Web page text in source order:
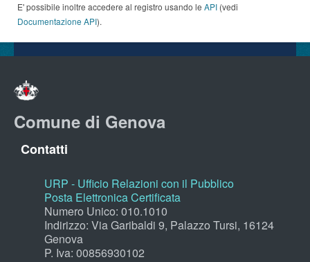
E' possibile inoltre accedere al registro usando le API (vedi
Documentazione API).
Comune di Genova
Contatti
URP - Ufficio Relazioni con il Pubblico
Posta Elettronica Certificata
Numero Unico: 010.1010
Indirizzo: Via Garibaldi 9, Palazzo Tursi, 16124
Genova
P. Iva: 00856930102